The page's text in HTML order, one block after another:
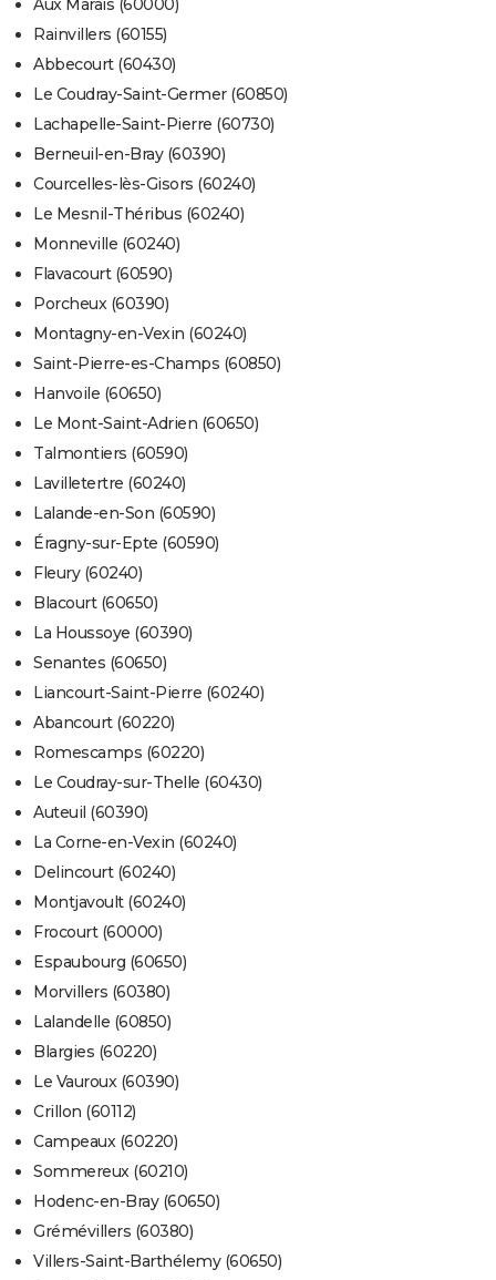
Aux Marais (60000)
Rainvillers (60155)
Abbecourt (60430)
Le Coudray-Saint-Germer (60850)
Lachapelle-Saint-Pierre (60730)
Berneuil-en-Bray (60390)
Courcelles-lès-Gisors (60240)
Le Mesnil-Théribus (60240)
Monneville (60240)
Flavacourt (60590)
Porcheux (60390)
Montagny-en-Vexin (60240)
Saint-Pierre-es-Champs (60850)
Hanvoile (60650)
Le Mont-Saint-Adrien (60650)
Talmontiers (60590)
Lavilletertre (60240)
Lalande-en-Son (60590)
Éragny-sur-Epte (60590)
Fleury (60240)
Blacourt (60650)
La Houssoye (60390)
Senantes (60650)
Liancourt-Saint-Pierre (60240)
Abancourt (60220)
Romescamps (60220)
Le Coudray-sur-Thelle (60430)
Auteuil (60390)
La Corne-en-Vexin (60240)
Delincourt (60240)
Montjavoult (60240)
Frocourt (60000)
Espaubourg (60650)
Morvillers (60380)
Lalandelle (60850)
Blargies (60220)
Le Vauroux (60390)
Crillon (60112)
Campeaux (60220)
Sommereux (60210)
Hodenc-en-Bray (60650)
Grémévillers (60380)
Villers-Saint-Barthélemy (60650)